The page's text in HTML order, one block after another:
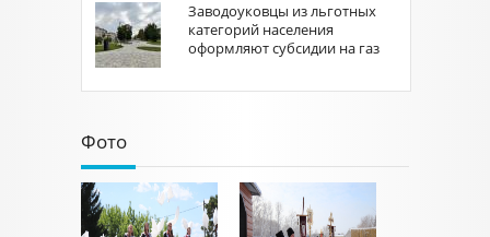
Заводоуковцы из льготных
категорий населения
оформляют субсидии на газ
Фото